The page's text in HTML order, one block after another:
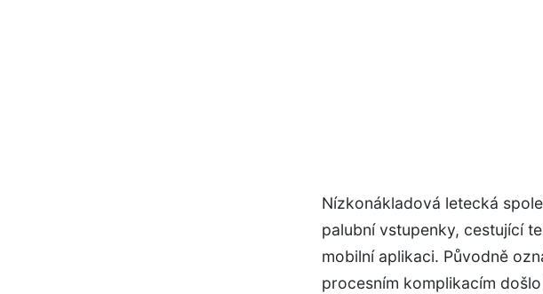
Nízkonákladová letecká
palubní vstupenky, cestující
mobilní aplikaci. Původně
procesním komplikacím